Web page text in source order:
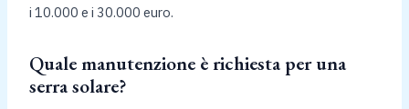
i 10.000 e i 30.000 euro.
Quale manutenzione è richiesta per una
serra solare?